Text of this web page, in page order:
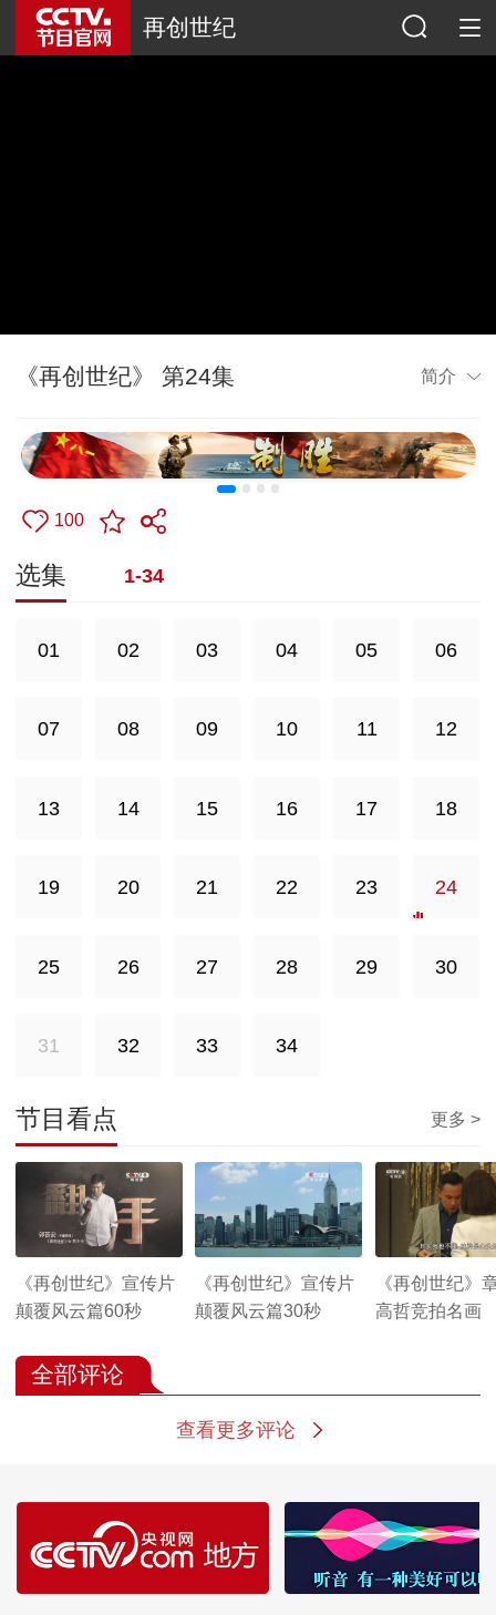
再创世纪
《再创世纪》 第24集 简介
100
选集 1-34
01 02 03 04 05 06
07 08 09 10 11 12
13 14 15 16 17 18
19 20 21 22 23 24
25 26 27 28 29 30
31 32 33 34
节目看点 更多 >
《再创世纪》宣传片
颠覆风云篇60秒
《再创世纪》宣传片
颠覆风云篇30秒
《再创世纪》
高哲竞拍名画
全部评论
查看更多评论